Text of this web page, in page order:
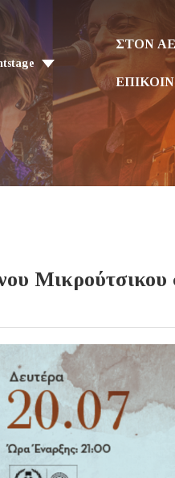
ΣΤΟΝ